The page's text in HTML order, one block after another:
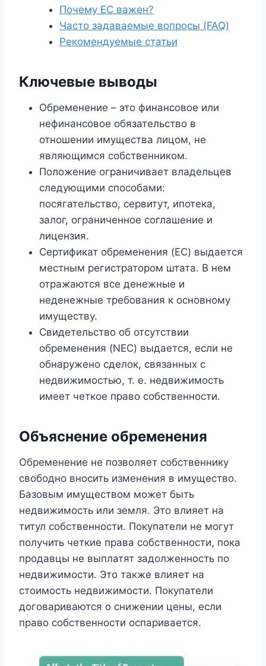
Почему ЕС важен?
Часто задаваемые вопросы (FAQ)
Рекомендуемые статьи
Ключевые выводы
Обременение – это финансовое или
нефинансовое обязательство в
отношении имущества лицом, не
являющимся собственником.
Положение ограничивает владельцев
следующими способами:
посягательство, сервитут, ипотека,
залог, ограниченное соглашение и
лицензия.
Сертификат обременения (EC) выдается
местным регистратором штата. В нем
отражаются все денежные и
неденежные требования к основному
имуществу.
Свидетельство об отсутствии
обременения (NEC) выдается, если не
обнаружено сделок, связанных с
недвижимостью, т. е. недвижимость
имеет четкое право собственности.
Объяснение обременения
Обременение не позволяет собственнику
свободно вносить изменения в имущество.
Базовым имуществом может быть
недвижимость или земля. Это влияет на
титул собственности. Покупатели не могут
получить четкие права собственности, пока
продавцы не выплатят задолженность по
недвижимости. Это также влияет на
стоимость недвижимости. Покупатели
договариваются о снижении цены, если
право собственности оспаривается.